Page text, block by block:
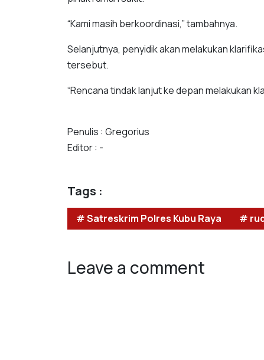
“Kami masih berkoordinasi,” tambahnya.
Selanjutnya, penyidik akan melakukan
tersebut.
“Rencana tindak lanjut ke depan melakukan
Penulis : Gregorius
Editor : -
Tags :
# Satreskrim Polres Kubu Raya #
Leave a comment